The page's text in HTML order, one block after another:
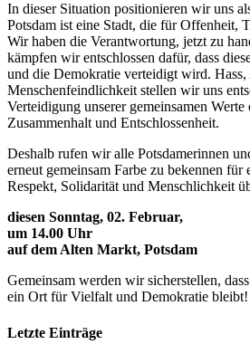
In dieser Situation positionieren wir uns
Potsdam ist eine Stadt, die für Offenheit,
Wir haben die Verantwortung, jetzt zu
kämpfen wir entschlossen dafür, dass
und die Demokratie verteidigt wird.
Menschenfeindlichkeit stellen wir uns
Verteidigung unserer gemeinsamen
Zusammenhalt und Entschlossenheit.
Deshalb rufen wir alle Potsdamerinnen
erneut gemeinsam Farbe zu bekennen für
Respekt, Solidarität und Menschlichkeit
diesen Sonntag, 02. Februar,
um 14.00 Uhr
auf dem Alten Markt, Potsdam
Gemeinsam werden wir sicherstellen,
ein Ort für Vielfalt und Demokratie bleibt!
Letzte Einträge